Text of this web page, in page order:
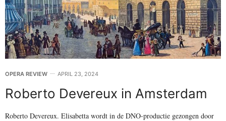
OPERA REVIEW APRIL 23, 2024
Roberto Devereux in Amsterdam
Roberto Devereux. Elisabetta wordt in de DNO-productie gezongen door